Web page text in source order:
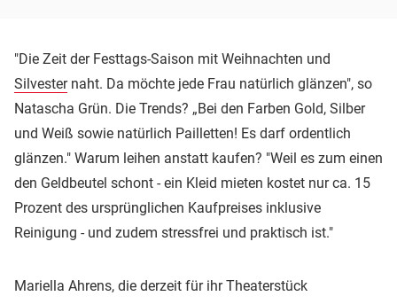
"Die Zeit der Festtags-Saison mit Weihnachten und
Silvesternaht. Da möchte jede Frau natürlich glänzen", so
Natascha Grün. Die Trends? „Bei den Farben Gold, Silber
und Weiß sowie natürlich Pailletten! Es darf ordentlich
glänzen." Warum leihen anstatt kaufen? "Weil es zum einen
den Geldbeutel schont - ein Kleid mieten kostet nur ca. 15
Prozent des ursprünglichen Kaufpreises inklusive
Reinigung - und zudem stressfrei und praktisch ist."
Mariella Ahrens, die derzeit für ihr Theaterstück